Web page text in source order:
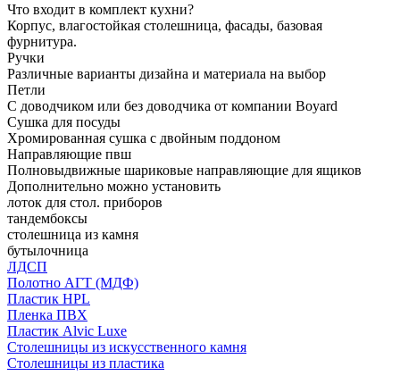
Что входит в комплект кухни?
Корпус, влагостойкая столешница, фасады, базовая
фурнитура.
Ручки
Различные варианты дизайна и материала на выбор
Петли
С доводчиком или без доводчика от компании Boyard
Сушка для посуды
Хромированная сушка с двойным поддоном
Направляющие пвш
Полновыдвижные шариковые направляющие для ящиков
Дополнительно можно установить
лоток для стол. приборов
тандембоксы
столешница из камня
бутылочница
ЛДСП
Полотно АГТ (МДФ)
Пластик HPL
Пленка ПВХ
Пластик Alvic Luxe
Столешницы из искусственного камня
Столешницы из пластика